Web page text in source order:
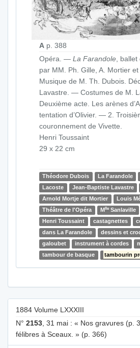
A p. 388
Opéra. — La Farandole ,
par MM. Ph. Gille, A. Mortier
Musique de M. Th. Dubois.
Lavastre. — Costumes de M.
Deuxième acte. Les arènes
tentation d’Olivier. — 2.
couronnement de Vivette.
Henri Toussaint
29 x 22 cm
Théodore Dubois La Farandole
Lacoste
Jean-Baptiste Lavastre
Arnold Mortje dit Mortier
Louis
Théâtre de l'Opéra
M lleSanlaville
Henri Toussaint
castagnettes
dans La Farandole
dessins et
galoubet
instrument à cordes
tambour de basque
tambourin
1884 Volume LXXXIII
N° 2153 , 31 mai : « Nos gravures
félibres à Sceaux. » (p. 366)